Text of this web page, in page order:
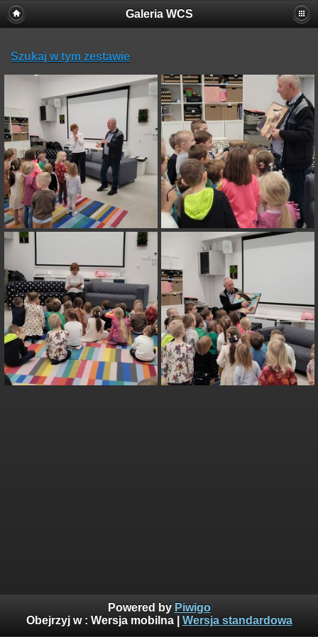
Galeria WCS
Szukaj w tym zestawie
Powered by Piwigo
Obejrzyj w : Wersja mobilna| Wersja standardowa